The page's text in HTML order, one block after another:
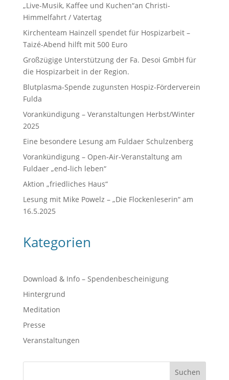
„Live-Musik, Kaffee und Kuchen“an Christi-
Himmelfahrt / Vatertag
Kirchenteam Hainzell spendet für Hospizarbeit –
Taizé-Abend hilft mit 500 Euro
Großzügige Unterstützung der Fa. Desoi GmbH für
die Hospizarbeit in der Region.
Blutplasma-Spende zugunsten Hospiz-Förderverein
Fulda
Vorankündigung – Veranstaltungen Herbst/Winter
2025
Eine besondere Lesung am Fuldaer Schulzenberg
Vorankündigung – Open-Air-Veranstaltung am
Fuldaer „end-lich leben“
Aktion „friedliches Haus“
Lesung mit Mike Powelz – „Die Flockenleserin“ am
16.5.2025
Kategorien
Download & Info – Spendenbescheinigung
Hintergrund
Meditation
Presse
Veranstaltungen
Suchen